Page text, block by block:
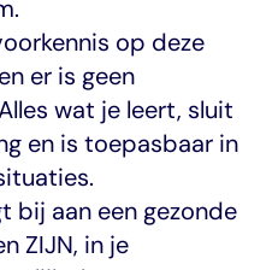
op deze
er is geen
wat je leert, sluit
en is toepasbaar in
bij aan een gezonde
ZIJN, in je